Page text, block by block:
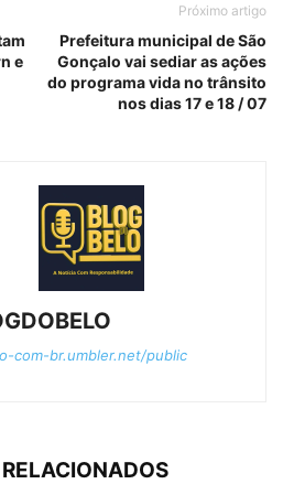
e
Próximo artigo
Prefeitura municipal de São
Gonçalo vai sediar as ações
do programa vida no trânsito
nos dias 17 e 18 / 07
com-br.umbler.net/public